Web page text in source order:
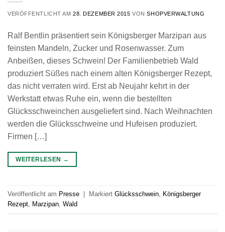
VERÖFFENTLICHT AM28. DEZEMBER 2015 VONSHOPVERWALTUNG
Ralf Bentlin präsentiert sein Königsberger Marzipan aus
feinsten Mandeln, Zucker und Rosenwasser. Zum
Anbeißen, dieses Schwein! Der Familienbetrieb Wald
produziert Süßes nach einem alten Königsberger Rezept,
das nicht verraten wird. Erst ab Neujahr kehrt in der
Werkstatt etwas Ruhe ein, wenn die bestellten
Glücksschweinchen ausgeliefert sind. Nach Weihnachten
werden die Glücksschweine und Hufeisen produziert.
Firmen […]
WEITERLESEN →
Veröffentlicht am Presse Markiert Glücksschwein
Königsberger
Rezept
Marzipan Wald